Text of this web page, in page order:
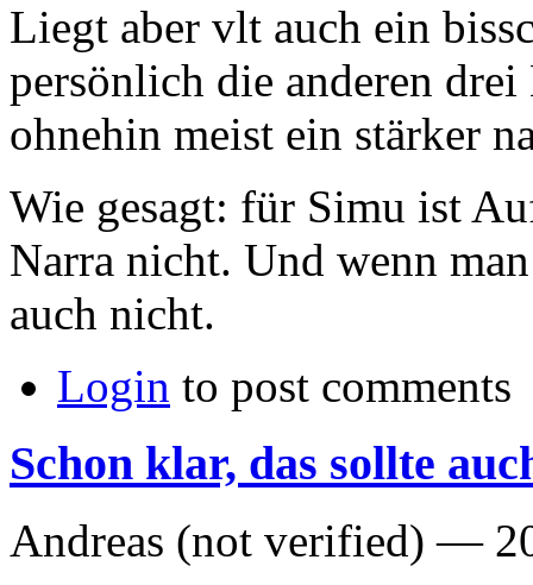
Liegt aber vlt auch ein
persönlich die anderen
ohnehin meist ein stärker
Wie gesagt: für Simu ist
Narra nicht. Und wenn
auch nicht.
Login to post comments
Schon klar, das sollte
Andreas (not verified) —